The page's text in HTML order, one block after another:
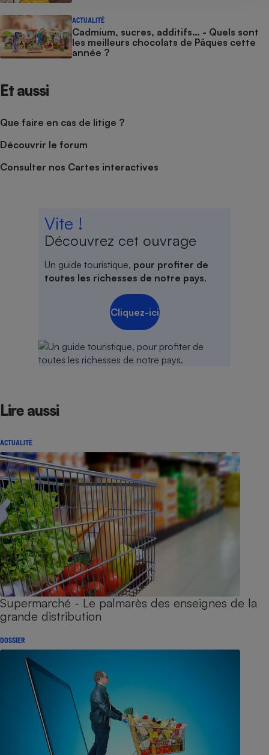
ACTUALITÉ
Cadmium, sucres, additifs… - Quels sont
les meilleurs chocolats de Pâques cette
année ?
Et aussi
Que faire en cas de litige ?
Découvrir le forum
Consulter nos Cartes interactives
Vite !
Découvrez cet ouvrage
Un guide touristique, pour profiter de
toutes les richesses de notre pays.
Cliquez-ici
Lire aussi
ACTUALITÉ
Supermarché - Le palmarès des enseignes de la
grande distribution
DOSSIER